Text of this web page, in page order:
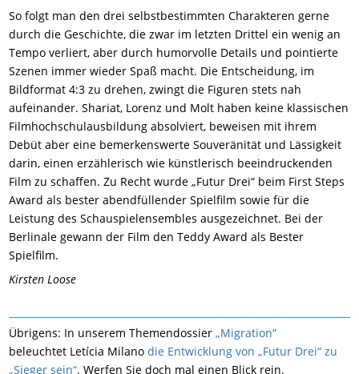
So folgt man den drei selbstbestimmten Charakteren gerne
durch die Geschichte, die zwar im letzten Drittel ein wenig an
Tempo verliert, aber durch humorvolle Details und pointierte
Szenen immer wieder Spaß macht. Die Entscheidung, im
Bildformat 4:3 zu drehen, zwingt die Figuren stets nah
aufeinander. Shariat, Lorenz und Molt haben keine klassischen
Filmhochschulausbildung absolviert, beweisen mit ihrem
Debüt aber eine bemerkenswerte Souveränität und Lässigkeit
darin, einen erzählerisch wie künstlerisch beeindruckenden
Film zu schaffen. Zu Recht wurde „Futur Drei“ beim First Steps
Award als bester abendfüllender Spielfilm sowie für die
Leistung des Schauspielensembles ausgezeichnet. Bei der
Berlinale gewann der Film den Teddy Award als Bester
Spielfilm.
Kirsten Loose
Übrigens: In unserem Themendossier„Migration“
beleuchtet Letícia Milanodie Entwicklung von „Futur Drei“ zu
„Sieger sein“. Werfen Sie doch mal einen Blick rein.